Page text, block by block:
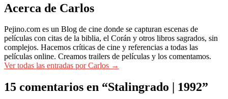
Acerca de Carlos
Pejino.com es un Blog de cine donde se capturan escenas de
películas con citas de la biblia, el Corán y otros libros sagrados, sin
complejos. Hacemos críticas de cine y referencias a todas las
películas online. Creamos trailers de películas y los comentamos.
Ver todas las entradas por Carlos →
15 comentarios en “Stalingrado | 1992”